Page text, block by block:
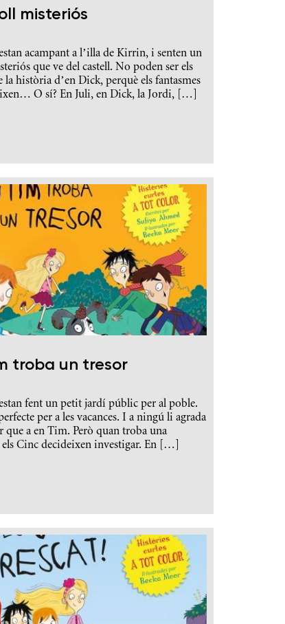
misteriós
acampant a l’illa de Kirrin, i senten un
que ve del castell. No poden ser els
la història d’en Dick, perquè els fantasmes
O sí? En Juli, en Dick, la Jordi, […]
troba un tresor
fent un petit jardí públic per al poble.
per a les vacances. I a ningú li agrada
que a en Tim. Però quan troba una
els Cinc decideixen investigar. En […]